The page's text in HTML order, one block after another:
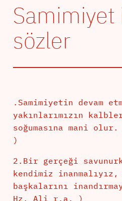
Samimiyet
sözler
.Samimiyetin devam
yakınlarımızın
soğumasına mani
)
2.Bir gerçeği
kendimiz
başkalarını
Hz. Ali r.a. )